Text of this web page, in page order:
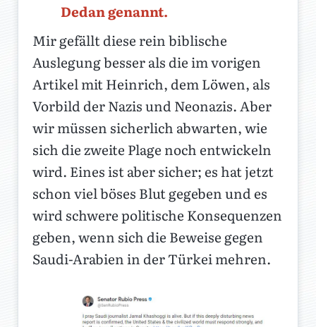
Dedan genannt.
Mir gefällt diese rein biblische
Auslegung besser als die im vorigen
Artikel mit Heinrich, dem Löwen, als
Vorbild der Nazis und Neonazis. Aber
wir müssen sicherlich abwarten, wie
sich die zweite Plage noch entwickeln
wird. Eines ist aber sicher; es hat jetzt
schon viel böses Blut gegeben und es
wird schwere politische Konsequenzen
geben, wenn sich die Beweise gegen
Saudi-Arabien in der Türkei mehren.